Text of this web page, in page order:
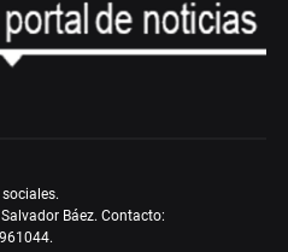
Báez. Contacto: